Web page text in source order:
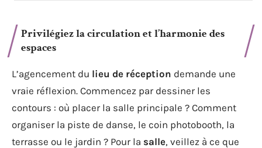
Privilégiez la circulation et l’harmonie des
espaces
L’agencement du lieu de réception demande une
vraie réflexion. Commencez par dessiner les
contours : où placer la salle principale ? Comment
organiser la piste de danse, le coin photobooth, la
terrasse ou le jardin ? Pour la salle, veillez à ce que